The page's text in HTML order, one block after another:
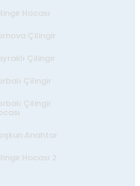
Hocası
Çilingir
Çilingir
Çilingir
Çilingir
Anahtar
Hocası 2